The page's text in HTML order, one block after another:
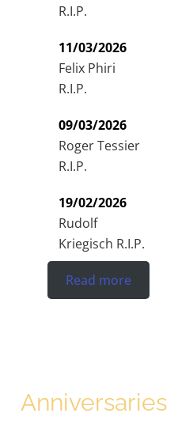
R.I.P.
11/03/2026
Felix Phiri
R.I.P.
09/03/2026
Roger Tessier
R.I.P.
19/02/2026
Rudolf
Kriegisch R.I.P.
Read more
Anniversaries